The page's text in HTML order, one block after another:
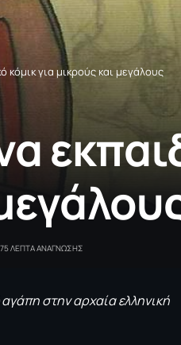
για μικρούς και μεγάλους
5 ΛΕΠΤΑ ΑΝΑΓΝΩΣΗΣ
στην αρχαία ελληνική